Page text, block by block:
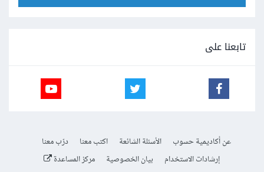
تابعنا على
عن أكاديمية حسوب الأسئلة الشائعة اكتب معنا
درّب معنا
إرشادات الاستخدام
بيان الخصوصية مركز المساعدة